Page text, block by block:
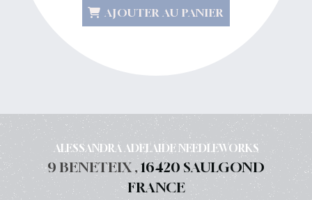
AJOUTER AU PANIER
ALESSANDRA ADELAIDE NEEDLEWORKS
9 BENETEIX ,16420 SAULGOND
FRANCE